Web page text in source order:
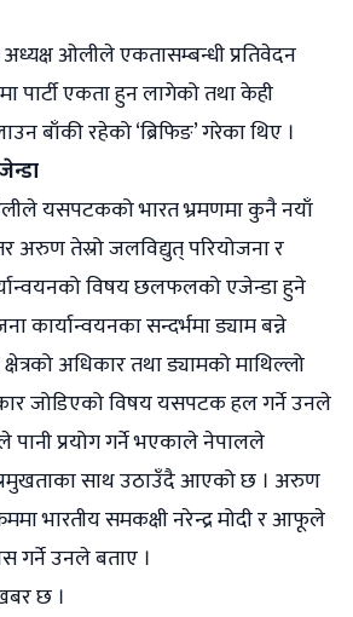
ओलीले एकतासम्बन्धी प्रतिवेदन
एकता हुन लागेको तथा केही
बाँकी रहेको ‘ब्रिफिङ’ गरेका थिए ।
यसपटकको भारत भ्रमणमा कुनै नयाँ
अरुण तेस्रो जलविद्युत् परियोजना र
विषय छलफलको एजेन्डा हुने
कार्यान्वयनका सन्दर्भमा ड्याम बन्ने
अधिकार तथा ड्यामको माथिल्लो
जोडिएको विषय यसपटक हल गर्ने उनले
पानी प्रयोग गर्ने भएकाले नेपालले
प्रमुखताका साथ उठाउँदै आएको छ । अरुण
भारतीय समकक्षी नरेन्द्र मोदी र आफूले
गर्ने उनले बताए ।
छ ।